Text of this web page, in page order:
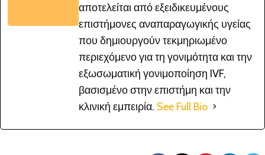
αποτελείται από εξειδικευμένους
επιστήμονες αναπαραγωγικής υγείας
που δημιουργούν τεκμηριωμένο
περιεχόμενο για τη γονιμότητα και την
εξωσωματική γονιμοποίηση IVF,
βασισμένο στην επιστήμη και την
κλινική εμπειρία. See Full Bio